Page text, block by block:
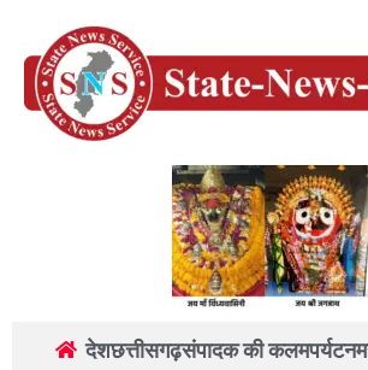
देशछत्तीसगढ़संपादक की कलमपर्यटन